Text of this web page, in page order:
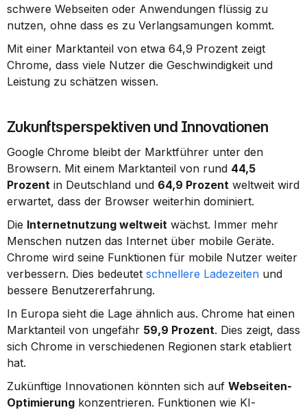
schwere Webseiten oder Anwendungen flüssig zu
nutzen, ohne dass es zu Verlangsamungen kommt.
Mit einer Marktanteil von etwa 64,9 Prozent zeigt
Chrome, dass viele Nutzer die Geschwindigkeit und
Leistung zu schätzen wissen.
Zukunftsperspektiven und Innovationen
Google Chrome bleibt der Marktführer unter den
Browsern. Mit einem Marktanteil von rund 44,5
Prozent in Deutschland und 64,9 Prozent weltweit wird
erwartet, dass der Browser weiterhin dominiert.
Die Internetnutzung weltweit wächst. Immer mehr
Menschen nutzen das Internet über mobile Geräte.
Chrome wird seine Funktionen für mobile Nutzer weiter
verbessern. Dies bedeutet schnellere Ladezeiten und
bessere Benutzererfahrung.
In Europa sieht die Lage ähnlich aus. Chrome hat einen
Marktanteil von ungefähr 59,9 Prozent. Dies zeigt, dass
sich Chrome in verschiedenen Regionen stark etabliert
hat.
Zukünftige Innovationen könnten sich auf Webseiten-
Optimierung konzentrieren. Funktionen wie KI-